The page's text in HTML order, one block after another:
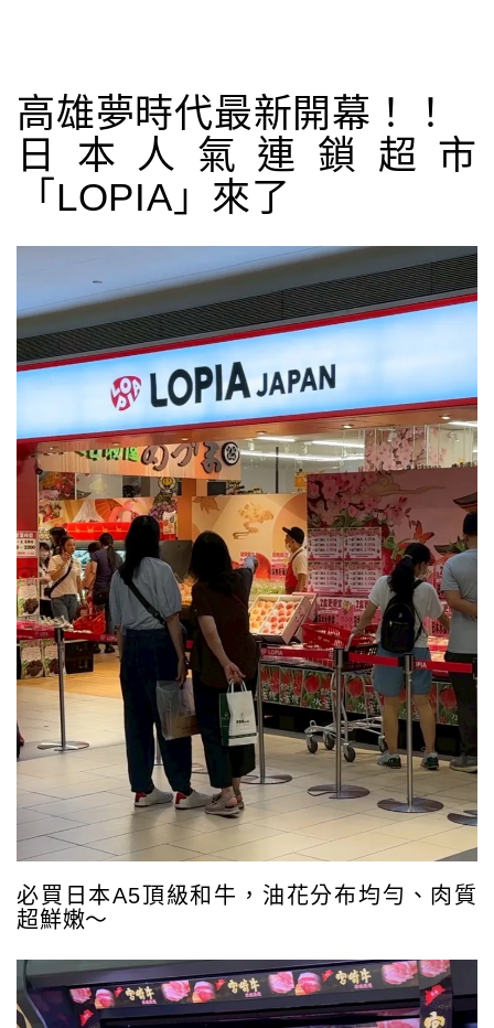
高雄夢時代最新開幕！！
日本人氣連鎖超市
「LOPIA」來了
必買日本A5頂級和牛，油花分布均勻、肉質
超鮮嫩～